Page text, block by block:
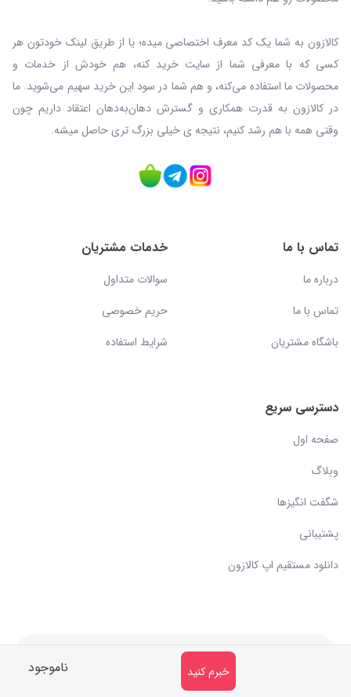
ناموجود خبرم کنید
کالازون به شما یک کد معرف اختصاصی میده؛ یا از طریق لینک خودتون هر
کسی که با معرفی شما از سایت خرید کنه، هم خودش از خدمات و
محصولات ما استفاده می‌کنه، و هم شما در سود این خرید سهیم می‌شوید. ما
در کالازون به قدرت همکاری و گسترش دهان‌به‌دهان اعتقاد داریم چون
وقتی همه با هم رشد کنیم، نتیجه ی خیلی بزرگ‌ تری حاصل میشه.
تماس با ما
درباره ما
تماس با ما
باشگاه مشتریان
خدمات مشتریان
سوالات متداول
حریم خصوصی
شرایط استفاده
دسترسی سریع
صفحه اول
وبلاگ
شگفت انگیزها
پشتیبانی
دانلود مستقیم اپ کالازون
کلیه حقوق مادی و معنوی متعلق به سایت کالازون می باشد.